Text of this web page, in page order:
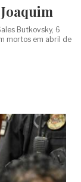
Butkovsky, 6
mortos em abril de